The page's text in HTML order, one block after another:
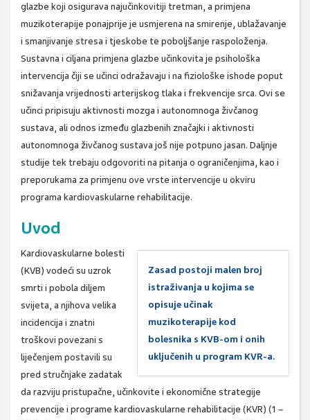
glazbe koji osigurava najučinkovitiji tretman, a primjena
muzikoterapije ponajprije je usmjerena na smirenje, ublažavanje
i smanjivanje stresa i tjeskobe te poboljšanje raspoloženja.
Sustavna i ciljana primjena glazbe učinkovita je psihološka
intervencija čiji se učinci odražavaju i na fiziološke ishode poput
snižavanja vrijednosti arterijskog tlaka i frekvencije srca. Ovi se
učinci pripisuju aktivnosti mozga i autonomnoga živčanog
sustava, ali odnos između glazbenih značajki i aktivnosti
autonomnoga živčanog sustava još nije potpuno jasan. Daljnje
studije tek trebaju odgovoriti na pitanja o ograničenjima, kao i
preporukama za primjenu ove vrste intervencije u okviru
programa kardiovaskularne rehabilitacije.
Uvod
Zasad postoji malen broj
istraživanja u kojima se
opisuje učinak
muzikoterapije kod
bolesnika s KVB-om i onih
uključenih u program KVR-a.
Kardiovaskularne bolesti
(KVB) vodeći su uzrok
smrti i pobola diljem
svijeta, a njihova velika
incidencija i znatni
troškovi povezani s
liječenjem postavili su
pred stručnjake zadatak
da razviju pristupačne, učinkovite i ekonomične strategije
prevencije i programe kardiovaskularne rehabilitacije (KVR) (1 –